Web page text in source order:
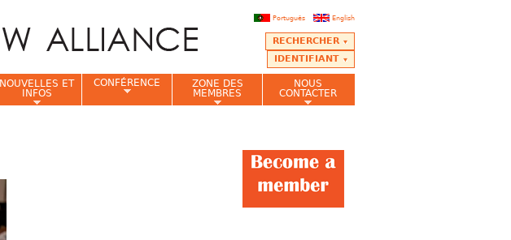
English
Português
RECHERCHER
IDENTIFIANT
NOUVELLES ET
INFOS
CONFÉRENCE
ZONE DES
MEMBRES
NOUS
CONTACTER